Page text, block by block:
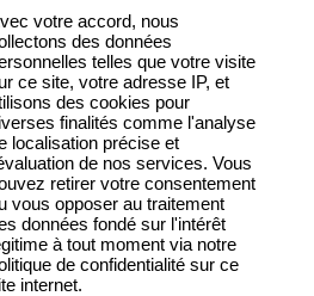
Un jour, elle rencontre
de musique et décide
père, à la recherche du
persuade de renoncer au
les souterrains, le
Sylvie accepte mais Roland
aux puissantes
votre accord, nous
des données
telles que votre visite
ce site, votre adresse IP, et
des cookies pour
finalités comme l'analyse
localisation précise et
de nos services. Vous
retirer votre consentement
vous opposer au traitement
données fondé sur l'intérêt
à tout moment via notre
de confidentialité sur ce
internet.